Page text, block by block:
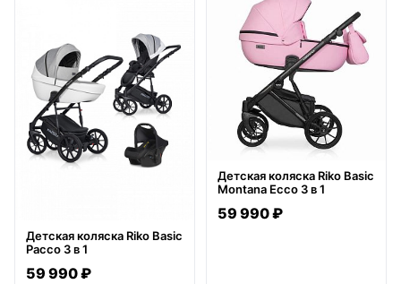
Детская коляска Riko Basic
Pacco 3 в 1
59 990 ₽
Детская коляска Riko Basic
Montana Ecco 3 в 1
59 990 ₽